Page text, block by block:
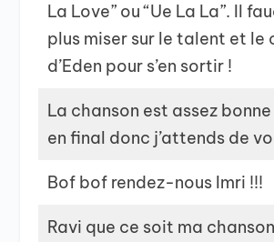
La Love” ou “Ue La La”. Il
plus miser sur le talent et le
d’Eden pour s’en sortir !
La chanson est assez
en final donc j’attends de
Bof bof rendez-nous Imri !!!
Ravi que ce soit ma